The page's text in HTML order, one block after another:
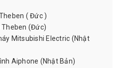
( Đức )
Theben (Đức)
Mitsubishi Electric (Nhật
Aiphone (Nhật Bản)